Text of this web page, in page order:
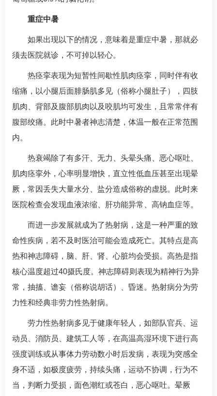
重症中暑
如果出现以下的情况，意味着是重症中暑，那就必
须去医院就诊，不可掉以轻心。
热痉挛表现为短暂性间歇性肌肉痉挛，同时伴有收
缩痛，以小腿后面腓肠肌多见（俗称小腿肚子），四肢
肌肉、背部及腹部肌肉以及咬肌均可发生，且常常伴有
腹部绞痛。此时中暑者神志清楚，体温一般在正常范围
内。
热衰竭除了有多汗、无力、头晕头痛、恶心呕吐、
肌肉痉挛外，心率明显增快，直立性低血压甚至出现晕
厥，常因丢失大量水分、盐分造成俗称的虚脱。此时来
医院检查会发现血液浓缩、肝功能异常、高钠血症等。
而进一步发展就成为了热射病，这是一种严重的致
命性疾病，若不及时医治可能会造成死亡。其特点是高
热和神志障碍，脑、肝、肾、心脏均会受损。高热是指
核心温度超过40摄氏度。神志障碍则表现为精神行为异
常，抽搐、谵妄（俗称说胡话）、 昏迷。热射病分为劳
力性和经典非劳力性热射病。
劳力性热射病多见于健康年轻人，如部队官兵、运
动员、消防员、建筑工人等，在高温高湿环境下进行高
强度训练或从事体力劳动数小时后发病，表现为突感全
身不适，如极度疲劳，持续头痛，运动不协调，行为不
当，判断力受损，面色潮红或苍白，恶心呕吐。晕厥